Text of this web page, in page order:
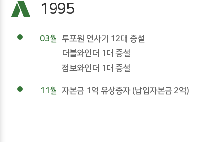
1995
03월
투포원 연사기 12대 증설
더블와인더 1대 증설
점보와인더 1대 증설
11월 자본금 1억 유상증자 (납입자본금 2억)